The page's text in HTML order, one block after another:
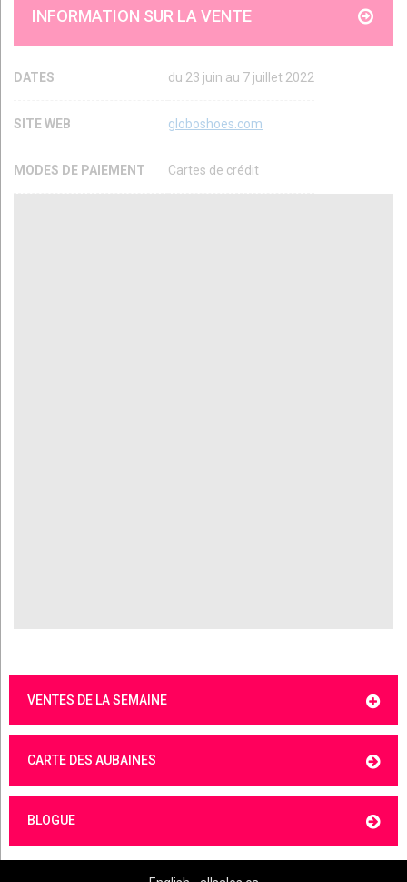
INFORMATION SUR LA VENTE
DATES du 23 juin au 7 juillet 2022
SITE WEB globoshoes.com
MODES DE PAIEMENT Cartes de crédit
VENTES DE LA SEMAINE
CARTE DES AUBAINES
BLOGUE